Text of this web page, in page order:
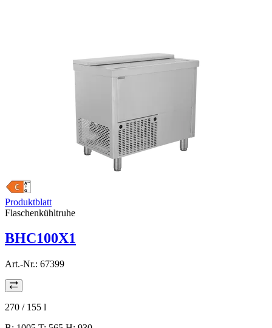
Produktblatt
Flaschenkühltruhe
BHC100X1
Art.-Nr.: 67399
270 / 155 l